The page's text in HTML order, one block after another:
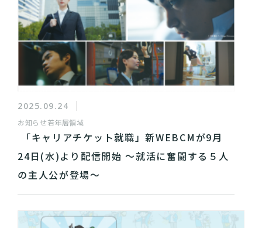
2025.09.24
お知らせ若年層領域
「キャリアチケット就職」新WEBCMが9月
24日(水)より配信開始 ～就活に奮闘する５人
の主人公が登場～